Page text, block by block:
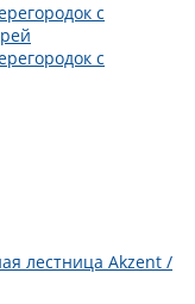
с
с
лестница Akzent /